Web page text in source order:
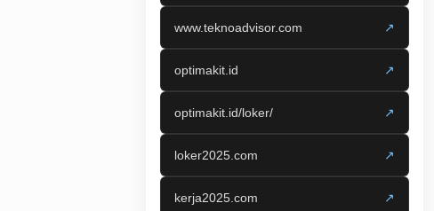
www.teknoadvisor.com ↗
optimakit.id ↗
optimakit.id/loker/ ↗
loker2025.com ↗
kerja2025.com ↗